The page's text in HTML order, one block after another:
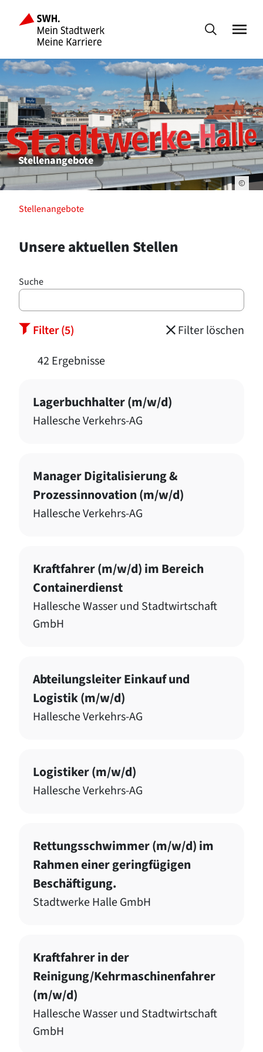
Stellenangebote
Stellenangebote
Unsere aktuellen Stellen
Suche
Filter (5)
Filter löschen
42 Ergebnisse
Lagerbuchhalter (m/w/d)
Hallesche Verkehrs-AG
Manager Digitalisierung &
Prozessinnovation (m/w/d)
Hallesche Verkehrs-AG
Kraftfahrer (m/w/d) im Bereich
Containerdienst
Hallesche Wasser und Stadtwirtschaft
GmbH
Abteilungsleiter Einkauf und
Logistik (m/w/d)
Hallesche Verkehrs-AG
Logistiker (m/w/d)
Hallesche Verkehrs-AG
Rettungsschwimmer (m/w/d) im
Rahmen einer geringfügigen
Beschäftigung.
Stadtwerke Halle GmbH
Kraftfahrer in der
Reinigung/Kehrmaschinenfahrer
(m/w/d)
Hallesche Wasser und Stadtwirtschaft
GmbH